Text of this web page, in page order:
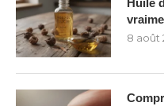
Huile
8 août